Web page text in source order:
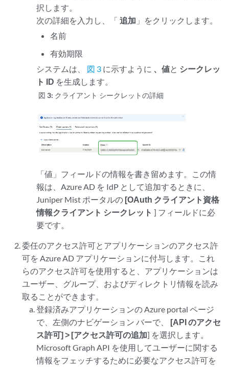
択します。
次の詳細を入力し、「 追加 」をクリックします。
名前
有効期限
システムは、 図 3に示すように 、値と シークレッ
ト ID を生成します。
図 3: クライアント シークレットの詳細
「値」フィールドの情報を書き留めます。この情
報は、Azure AD を IdP として追加するときに、
Juniper Mist ポータルの [OAuth クライアント資格
情報クライアント シークレット ] フィールドに必
要です。
委任のアクセス許可とアプリケーションのアクセス許
可を Azure AD アプリケーションに付与します。これ
らのアクセス許可を使用すると、アプリケーションは
ユーザー、グループ、およびディレクトリ情報を読み
取ることができます。
登録済みアプリケーションの Azure portal ページ
で、左側のナビゲーション バーで、 [API のアクセ
ス許可] > [アクセス許可の追加] を選択します。
Microsoft Graph API を使用してユーザーに関する
情報をフェッチするために必要なアクセス許可を